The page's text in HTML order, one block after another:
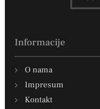
Informacije
O nama
Impresum
Kontakt